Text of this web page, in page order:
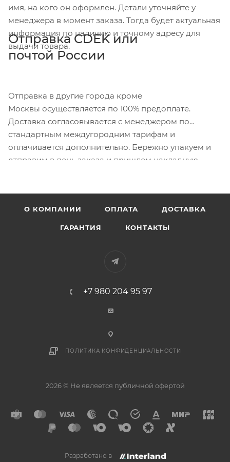
имя, на кого он оформлен. Детали уточняйте у
менеджера в момент заказа. Тогда будет актуальная
информация по наличию и точному адресу для
выдачи товара.
Отправка CDEK или
почтой России
Отправка в другие города кроме
Москвы осуществляется по 100% предоплате.
Доставка согласовывается с менеджером по
стандартным междугородним тарифам и
оплачивается дополнительно. Бережно упакуем и
отправим в день заказа и пришлем накладную.
О КОМПАНИИ ОПЛАТА ДОСТАВКА
ГАРАНТИЯ КОНТАКТЫ
+7 980 204 95 97
ПОЛИТИКА КОНФИДЕНЦИАЛЬНОСТИ
2026 © Не является публичной офертой
Разработано в